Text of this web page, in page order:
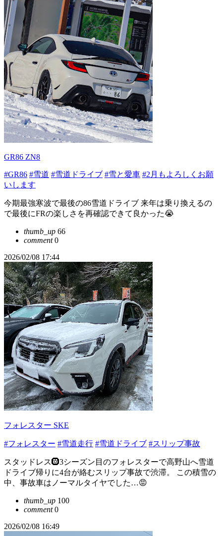
GR86 ZN8
#GR86 #雪道 #雪道ドライブ #雪と愛車 #2月もよろしくお願
いします
今期最強寒波で最後の86雪道ドライブ 来年は乗り換えるの
で最後にFRの楽しさを再確認できて良かった😭
thumb_up 66
comment0
2026/02/08 17:44
フォレスター SKE
#フォレスター #雪道走行 #雪道ドライブ #スリップ事故
スタッドレス🛞3シーズン目のフォレスターで高野山へ雪道
ドライブ帰りに4台が絡むスリップ事故で渋滞。 この積雪の
中、事故車はノーマルタイヤでした…😡
thumb_up 100
comment0
2026/02/08 16:49